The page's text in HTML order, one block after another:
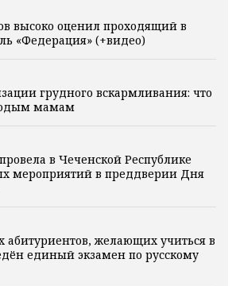
высоко оценил проходящий в
«Федерация» (+видео)
грудного вскармливания: что
мамам
в Чеченской Республике
мероприятий в преддверии Дня
абитуриентов, желающих учиться в
единый экзамен по русскому